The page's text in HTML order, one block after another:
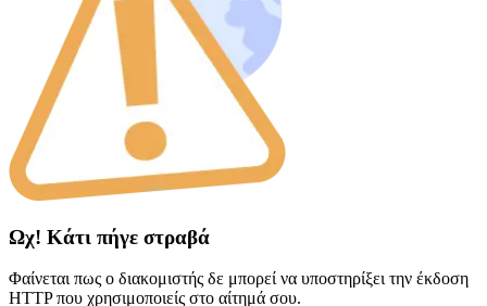
Ωχ! Κάτι πήγε στραβά
Φαίνεται πως ο διακομιστής δε μπορεί να υποστηρίξει την έκδοση
HTTP που χρησιμοποιείς στο αίτημά σου.